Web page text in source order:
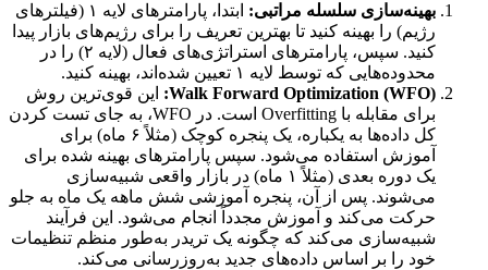
بهینه‌سازی سلسله مراتبی:
ابتدا، پارامترهای لایه ۱ (فیلترهای
رژیم) را بهینه کنید تا بهترین تعریف را برای رژیم‌های بازار پیدا
کنید. سپس، پارامترهای استراتژی‌های فعال (لایه ۲) را در
محدوده‌هایی که توسط لایه ۱ تعیین شده‌اند، بهینه کنید.
Walk Forward Optimization (WFO):
این قوی‌ترین روش
برای مقابله با Overfitting است. در WFO، به جای تست کردن
کل داده‌ها به یکباره، یک پنجره کوچک (مثلاً ۶ ماه) برای
آموزش استفاده می‌شود. سپس پارامترهای بهینه شده برای
یک دوره بعدی (مثلاً ۱ ماه) در بازار واقعی شبیه‌سازی
می‌شوند. پس از آن، پنجره آموزشی شش ماهه یک ماه به جلو
حرکت می‌کند و آموزش مجدداً انجام می‌شود. این فرآیند
شبیه‌سازی می‌کند که چگونه یک تریدر به‌طور منظم تنظیمات
خود را بر اساس داده‌های جدید به‌روزرسانی می‌کند.